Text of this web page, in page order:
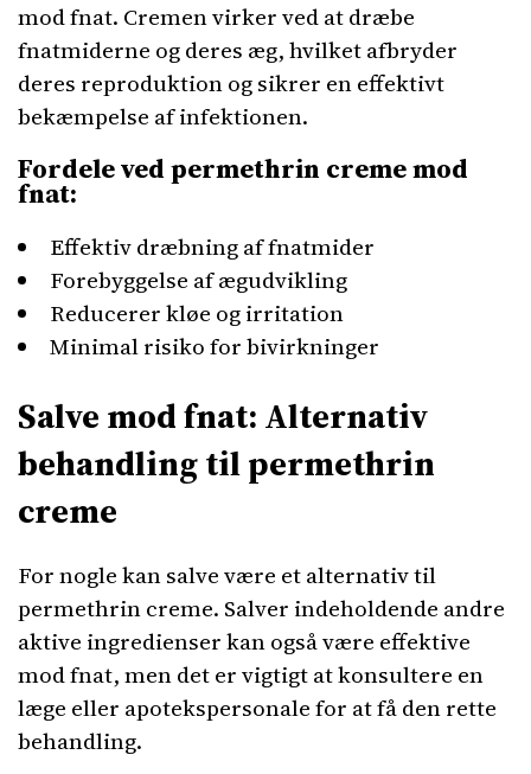
mod fnat. Cremen virker ved at dræbe
fnatmiderne og deres æg, hvilket afbryder
deres reproduktion og sikrer en effektivt
bekæmpelse af infektionen.
Fordele ved permethrin creme mod
fnat:
Effektiv dræbning af fnatmider
Forebyggelse af ægudvikling
Reducerer kløe og irritation
Minimal risiko for bivirkninger
Salve mod fnat: Alternativ
behandling til permethrin
creme
For nogle kan salve være et alternativ til
permethrin creme. Salver indeholdende andre
aktive ingredienser kan også være effektive
mod fnat, men det er vigtigt at konsultere en
læge eller apotekspersonale for at få den rette
behandling.